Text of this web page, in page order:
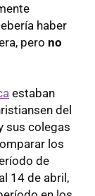
haber
pero no
estaban
del
sus colegas
los
de
14 de abril,